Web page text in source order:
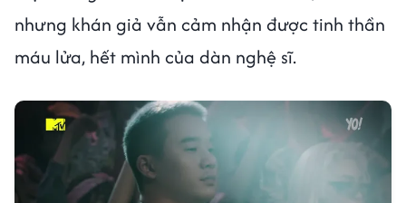
nhưng khán giả vẫn cảm nhận được tinh thần
máu lửa, hết mình của dàn nghệ sĩ.